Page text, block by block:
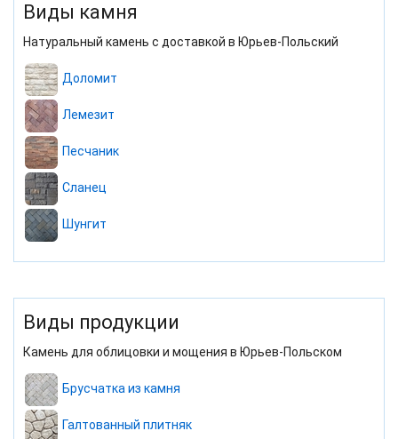
Виды камня
Натуральный камень с доставкой в Юрьев-Польский
Доломит
Лемезит
Песчаник
Сланец
Шунгит
Виды продукции
Камень для облицовки и мощения в Юрьев-Польском
Брусчатка из камня
Галтованный плитняк